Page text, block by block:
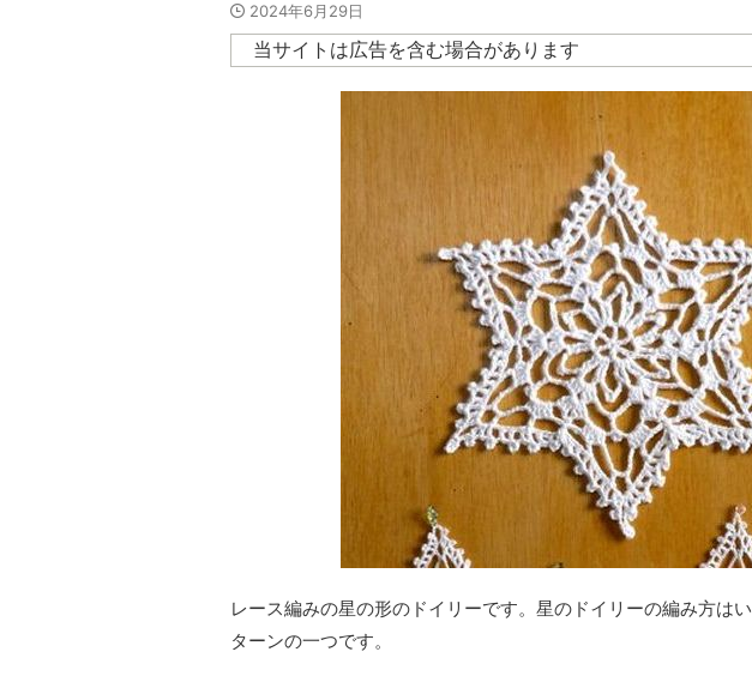
2024年6月29日
当サイトは広告を含む場合があります
レース編みの星の形のドイリーです。星のドイリーの編み方は
ターンの一つです。